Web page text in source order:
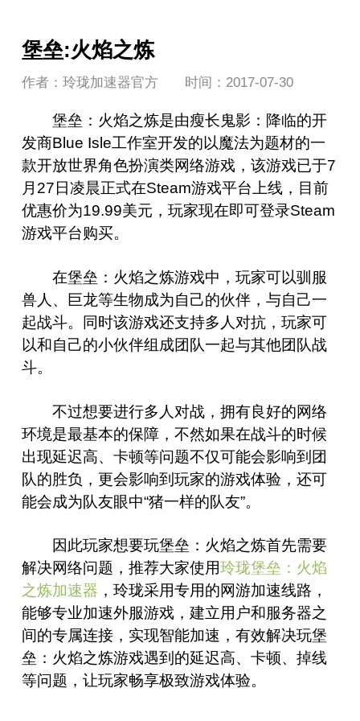
堡垒:火焰之炼
作者：玲珑加速器官方 时间：2017-07-30
堡垒：火焰之炼是由瘦长鬼影：降临的开
发商Blue Isle工作室开发的以魔法为题材的一
款开放世界角色扮演类网络游戏，该游戏已于7
月27日凌晨正式在Steam游戏平台上线，目前
优惠价为19.99美元，玩家现在即可登录Steam
游戏平台购买。
在堡垒：火焰之炼游戏中，玩家可以驯服
兽人、巨龙等生物成为自己的伙伴，与自己一
起战斗。同时该游戏还支持多人对抗，玩家可
以和自己的小伙伴组成团队一起与其他团队战
斗。
不过想要进行多人对战，拥有良好的网络
环境是最基本的保障，不然如果在战斗的时候
出现延迟高、卡顿等问题不仅可能会影响到团
队的胜负，更会影响到玩家的游戏体验，还可
能会成为队友眼中“猪一样的队友”。
因此玩家想要玩堡垒：火焰之炼首先需要
解决网络问题，推荐大家使用玲珑堡垒：火焰
之炼加速器 ，玲珑采用专用的网游加速线路，
能够专业加速外服游戏，建立用户和服务器之
间的专属连接，实现智能加速，有效解决玩堡
垒：火焰之炼游戏遇到的延迟高、卡顿、掉线
等问题，让玩家畅享极致游戏体验。